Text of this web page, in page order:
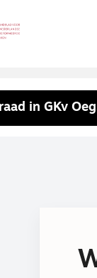
in GKv